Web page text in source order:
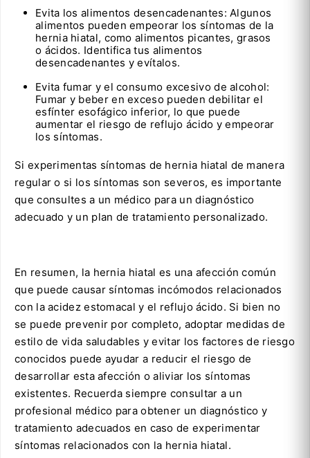
Evita los alimentos desencadenantes: Algunos
alimentos pueden empeorar los síntomas de la
hernia hiatal, como alimentos picantes, grasos
o ácidos. Identifica tus alimentos
desencadenantes y evítalos.
Evita fumar y el consumo excesivo de alcohol:
Fumar y beber en exceso pueden debilitar el
esfínter esofágico inferior, lo que puede
aumentar el riesgo de reflujo ácido y empeorar
los síntomas.
Si experimentas síntomas de hernia hiatal de manera
regular o si los síntomas son severos, es importante
que consultes a un médico para un diagnóstico
adecuado y un plan de tratamiento personalizado.
En resumen, la hernia hiatal es una afección común
que puede causar síntomas incómodos relacionados
con la acidez estomacal y el reflujo ácido. Si bien no
se puede prevenir por completo, adoptar medidas de
estilo de vida saludables y evitar los factores de riesgo
conocidos puede ayudar a reducir el riesgo de
desarrollar esta afección o aliviar los síntomas
existentes. Recuerda siempre consultar a un
profesional médico para obtener un diagnóstico y
tratamiento adecuados en caso de experimentar
síntomas relacionados con la hernia hiatal.